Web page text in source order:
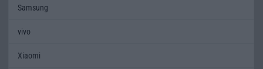
Samsung
vivo
Xiaomi